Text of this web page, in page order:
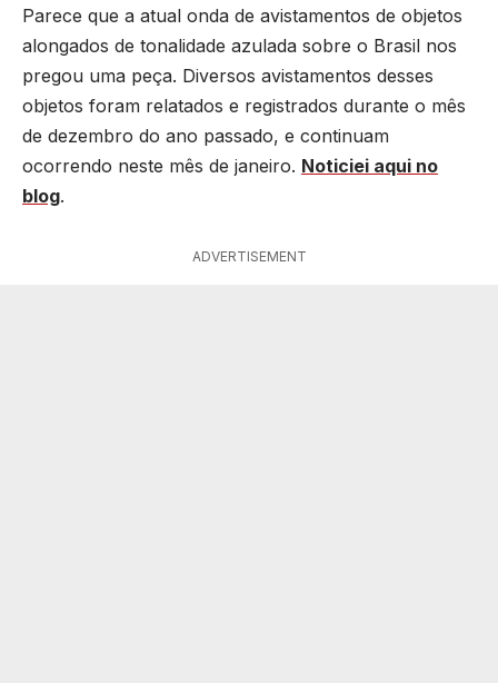
Parece que a atual onda de avistamentos de objetos
alongados de tonalidade azulada sobre o Brasil nos
pregou uma peça. Diversos avistamentos desses
objetos foram relatados e registrados durante o mês
de dezembro do ano passado, e continuam
ocorrendo neste mês de janeiro. Noticiei aqui no
blog.
ADVERTISEMENT